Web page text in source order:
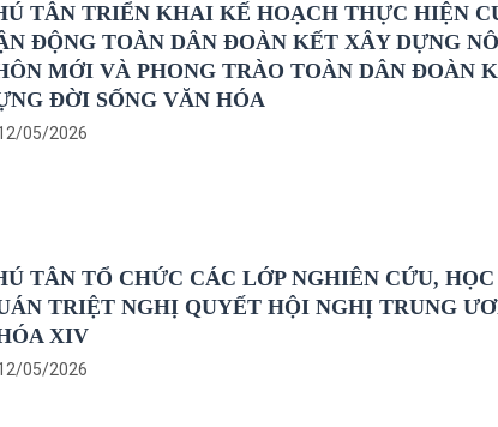
TÂN TRIỂN KHAI KẾ HOẠCH THỰC HIỆN
ĐỘNG TOÀN DÂN ĐOÀN KẾT XÂY DỰNG
MỚI VÀ PHONG TRÀO TOÀN DÂN ĐOÀN
ĐỜI SỐNG VĂN HÓA
05/2026
TÂN TỔ CHỨC CÁC LỚP NGHIÊN CỨU,
TRIỆT NGHỊ QUYẾT HỘI NGHỊ TRUNG
XIV
05/2026